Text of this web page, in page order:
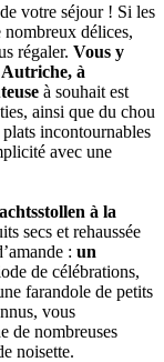
votre séjour ! Si les
délices,
régaler. Vous y
Autriche, à
à souhait est
ainsi que du chou
incontournables
avec une
à la
secs et rehaussée
: un
de célébrations,
farandole de petits
vous
de nombreuses
noisette.